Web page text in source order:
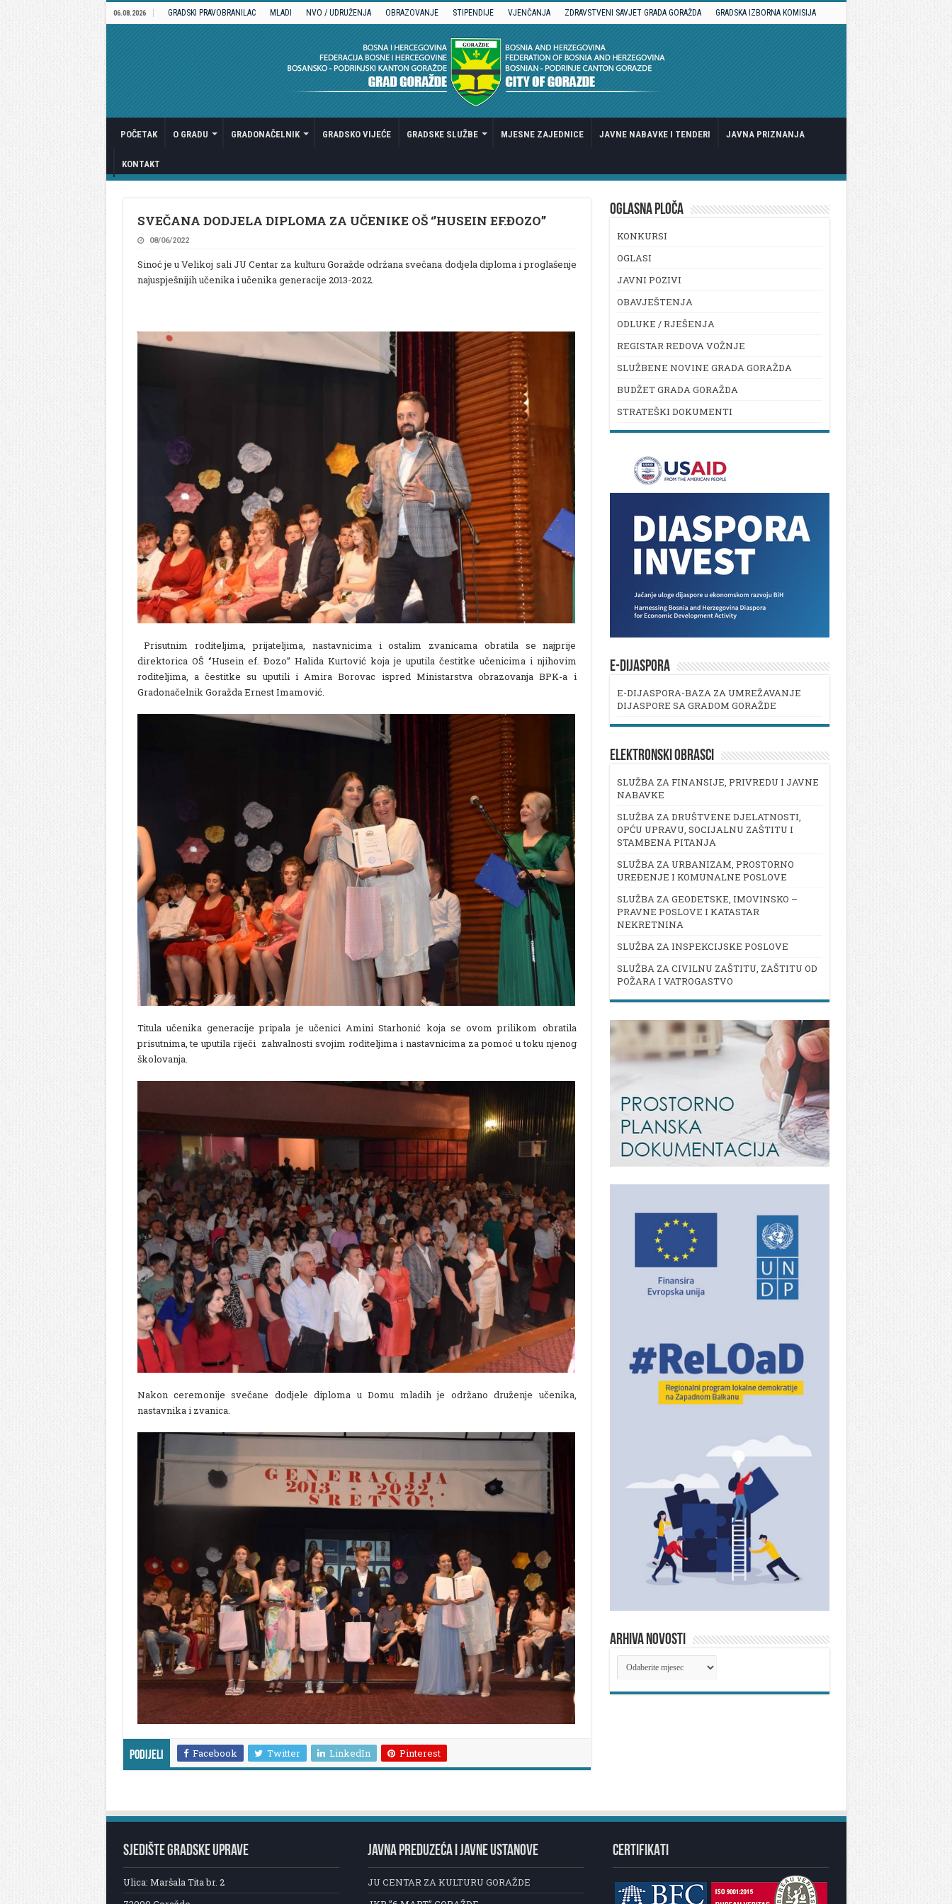
06.08.2026 GRADSKI PRAVOBRANILAC MLADI NVO / UDRUŽENJA OBRAZOVANJE STIPENDIJE VJENČANJA ZDRAVSTVENI SAVJET GRADA GORAŽDA GRADSKA IZBORNA KOMISIJA
POČETAK O GRADU GRADONAČELNIK GRADSKO VIJEĆE GRADSKE SLUŽBE MJESNE ZAJEDNICE JAVNE NABAVKE I TENDERI JAVNA PRIZNANJA
KONTAKT
SVEČANA DODJELA DIPLOMA ZA UČENIKE OŠ ‘’HUSEIN EF.ĐOZO’’
08/06/2022
Sinoć je u Velikoj sali JU Centar za kulturu Goražde održana svečana dodjela diploma i proglašenje
najuspješnijih učenika i učenika generacije 2013-2022.
Prisutnim roditeljima, prijateljima, nastavnicima i ostalim zvanicama obratila se najprije
direktorica OŠ ‘’Husein ef. Đozo’’ Halida Kurtović koja je uputila čestitke učenicima i njihovim
roditeljima, a čestitke su uputili i Amira Borovac ispred Ministarstva obrazovanja BPK-a i
Gradonačelnik Goražda Ernest Imamović.
Titula učenika generacije pripala je učenici Amini Starhonić koja se ovom prilikom obratila
prisutnima, te uputila riječi zahvalnosti svojim roditeljima i nastavnicima za pomoć u toku njenog
školovanja.
Nakon ceremonije svečane dodjele diploma u Domu mladih je održano druženje učenika,
nastavnika i zvanica.
Podijeli Facebook Twitter LinkedIn Pinterest
OGLASNA PLOČA
KONKURSI
OGLASI
JAVNI POZIVI
OBAVJEŠTENJA
ODLUKE / RJEŠENJA
REGISTAR REDOVA VOŽNJE
SLUŽBENE NOVINE GRADA GORAŽDA
BUDŽET GRADA GORAŽDA
STRATEŠKI DOKUMENTI
E-DIJASPORA
E-DIJASPORA-BAZA ZA UMREŽAVANJE
DIJASPORE SA GRADOM GORAŽDE
ELEKTRONSKI OBRASCI
SLUŽBA ZA FINANSIJE, PRIVREDU I JAVNE
NABAVKE
SLUŽBA ZA DRUŠTVENE DJELATNOSTI,
OPĆU UPRAVU, SOCIJALNU ZAŠTITU I
STAMBENA PITANJA
SLUŽBA ZA URBANIZAM, PROSTORNO
UREĐENJE I KOMUNALNE POSLOVE
SLUŽBA ZA GEODETSKE, IMOVINSKO –
PRAVNE POSLOVE I KATASTAR
NEKRETNINA
SLUŽBA ZA INSPEKCIJSKE POSLOVE
SLUŽBA ZA CIVILNU ZAŠTITU, ZAŠTITU OD
POŽARA I VATROGASTVO
ARHIVA NOVOSTI
ARHIVA
NOVOSTI
SJEDIŠTE GRADSKE UPRAVE
Ulica: Maršala Tita br. 2
JAVNA PREDUZEĆA I JAVNE USTANOVE
JU CENTAR ZA KULTURU GORAŽDE
CERTIFIKATI